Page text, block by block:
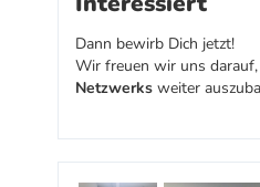
Dann bewirb Dich jetzt!
Wir freuen wir uns
Netzwerks weiter